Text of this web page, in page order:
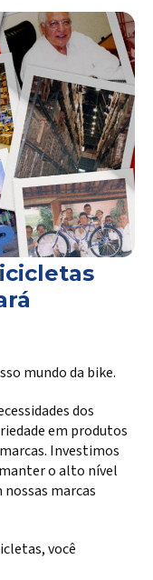
mundo da bike.
dos
em produtos
Investimos
o alto nível
marcas
você